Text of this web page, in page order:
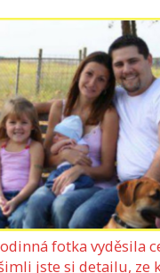
fotka vyděsila
jste si detailu, ze